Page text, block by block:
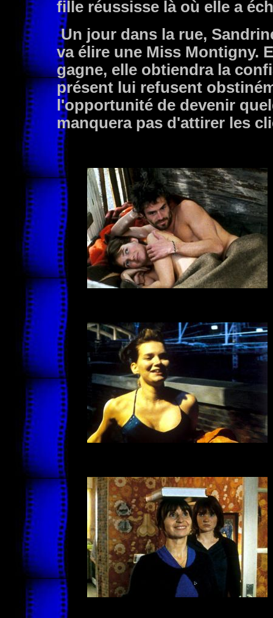
fille réussisse là où elle a
Un jour dans la rue,
va élire une Miss Montigny.
gagne, elle obtiendra la
présent lui refusent
l'opportunité de devenir
manquera pas d'attirer les